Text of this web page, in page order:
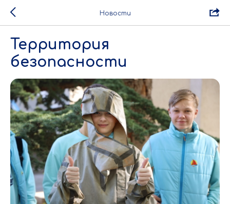
Новости
Территория
безопасности